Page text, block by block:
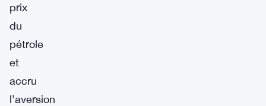
prix
du
pétrole
et
accru
l’aversion